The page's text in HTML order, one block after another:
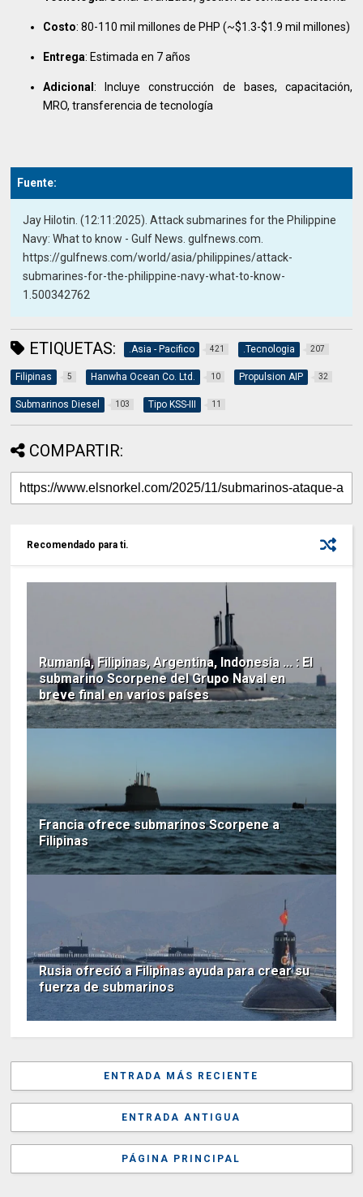
Costo: 80-110 mil millones de PHP (~$1.3-$1.9 mil millones)
Entrega: Estimada en 7 años
Adicional: Incluye construcción de bases, capacitación,
MRO, transferencia de tecnología
Fuente:
Jay Hilotin. (12:11:2025). Attack submarines for the Philippine
Navy: What to know - Gulf News. gulfnews.com.
https://gulfnews.com/world/asia/philippines/attack-
submarines-for-the-philippine-navy-what-to-know-
1.500342762
ETIQUETAS: .Asia - Pacifico 421 .Tecnologia 207
Filipinas 5 Hanwha Ocean Co. Ltd. 10 Propulsion AIP 32
Submarinos Diesel 103 Tipo KSS-III 11
COMPARTIR:
Recomendado para ti.
Rumanía, Filipinas, Argentina, Indonesia ... : El
submarino Scorpene del Grupo Naval en
breve final en varios países
Francia ofrece submarinos Scorpene a
Filipinas
Rusia ofreció a Filipinas ayuda para crear su
fuerza de submarinos
ENTRADA MÁS RECIENTE
ENTRADA ANTIGUA
PÁGINA PRINCIPAL